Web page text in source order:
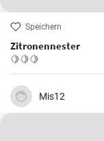
Speichern
Zitronennester
🍋🍋🍋
Mis12